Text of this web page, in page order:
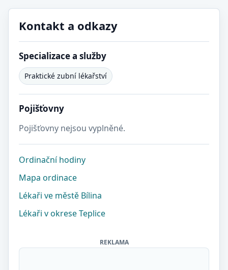
Kontakt a odkazy
Specializace a služby
Praktické zubní lékařství
Pojišťovny
Pojišťovny nejsou vyplněné.
Ordinační hodiny
Mapa ordinace
Lékaři ve městě Bílina
Lékaři v okrese Teplice
REKLAMA